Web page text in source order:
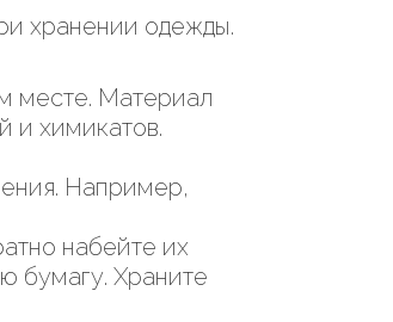
хранении одежды.
месте. Материал
и химикатов.
Например,
набейте их
бумагу. Храните